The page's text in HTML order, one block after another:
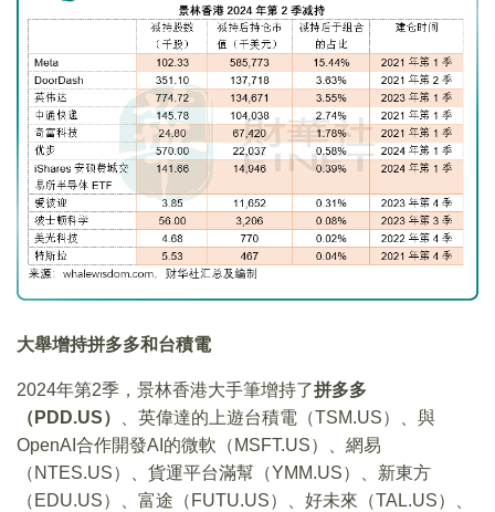
大舉增持拼多多和台積電
2024年第2季，景林香港大手筆增持了拼多多
（PDD.US）
、英偉達的上遊台積電（TSM.US）、與
OpenAI合作開發AI的微軟（MSFT.US）、網易
（NTES.US）、貨運平台滿幫（YMM.US）、新東方
（EDU.US）、富途（FUTU.US）、好未來（TAL.US）、